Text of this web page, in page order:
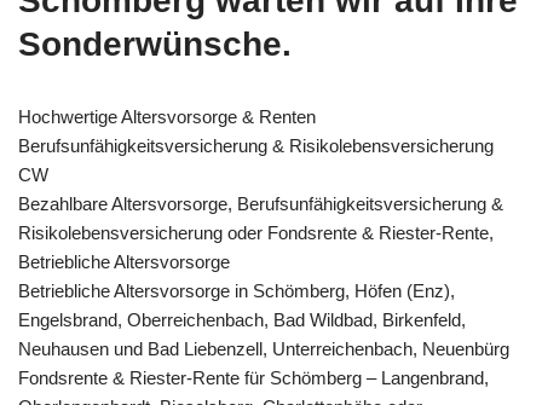
Sonderwünsche.
Hochwertige Altersvorsorge & Renten
Berufsunfähigkeitsversicherung & Risikolebensversicherung
CW
Bezahlbare Altersvorsorge, Berufsunfähigkeitsversicherung &
Risikolebensversicherung oder Fondsrente & Riester-Rente,
Betriebliche Altersvorsorge
Betriebliche Altersvorsorge in Schömberg, Höfen (Enz),
Engelsbrand, Oberreichenbach, Bad Wildbad, Birkenfeld,
Neuhausen und Bad Liebenzell, Unterreichenbach, Neuenbürg
Fondsrente & Riester-Rente für Schömberg – Langenbrand,